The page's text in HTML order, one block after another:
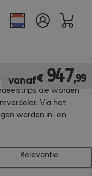
die worden
Via het
worden in- en
vanaf€ 947,99
€ 947,99
Relevantie